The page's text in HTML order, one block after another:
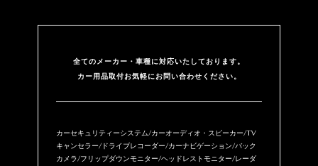
全てのメーカー・⾞種に対応いたしております。
カー用品取付お気軽にお問い合わせください。
カーセキュリティーシステム/カーオーディオ・スピーカー/TV
キャンセラー/ドライブレコーダー/カーナビゲーション/バック
カメラ/フリップダウンモニター/ヘッドレストモニター/レーダ